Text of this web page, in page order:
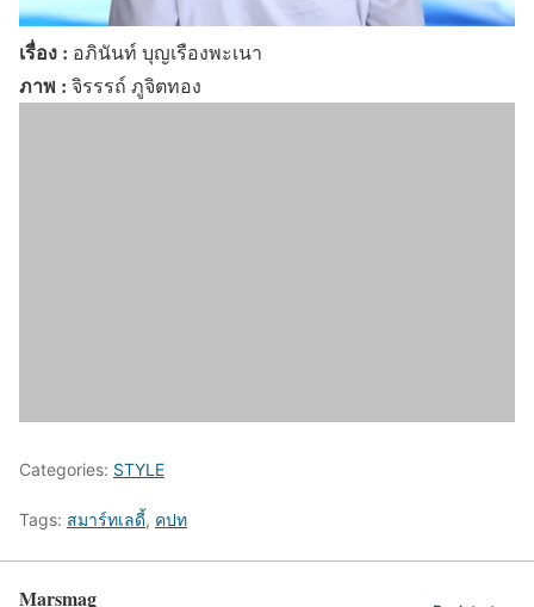
เรื่อง : อภินันท์ บุญเรืองพะเนา
ภาพ : จิรรรถ์ ภูจิตทอง
Categories: STYLE
Tags: สมาร์ทเลดี้, คปท
Marsmag